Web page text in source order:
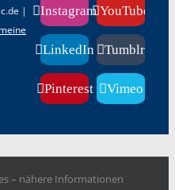
|
Instagram YouTube
LinkedIn Tumblr
Pinterest Vimeo
– nähere Informationen